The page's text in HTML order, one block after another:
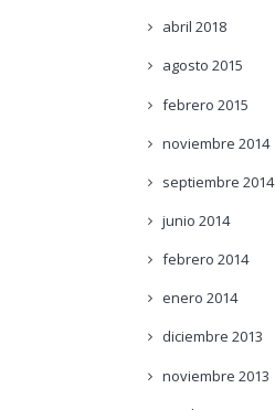
abril 2018
agosto 2015
febrero 2015
noviembre 2014
septiembre 2014
junio 2014
febrero 2014
enero 2014
diciembre 2013
noviembre 2013